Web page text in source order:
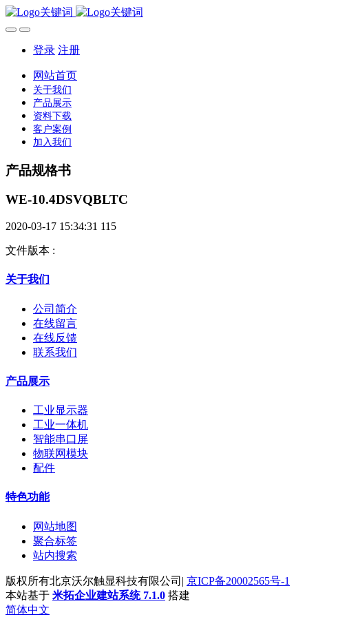
登录 注册
网站首页
关于我们
产品展示
资料下载
客户案例
加入我们
产品规格书
WE-10.4DSVQBLTC
2020-03-17 15:34:31 115
文件版本 :
关于我们
公司简介
在线留言
在线反馈
联系我们
产品展示
工业显示器
工业一体机
智能串口屏
物联网模块
配件
特色功能
网站地图
聚合标签
站内搜索
版权所有北京沃尔触显科技有限公司| 京ICP备20002565号-1
本站基于 米拓企业建站系统 7.1.0 搭建
简体中文